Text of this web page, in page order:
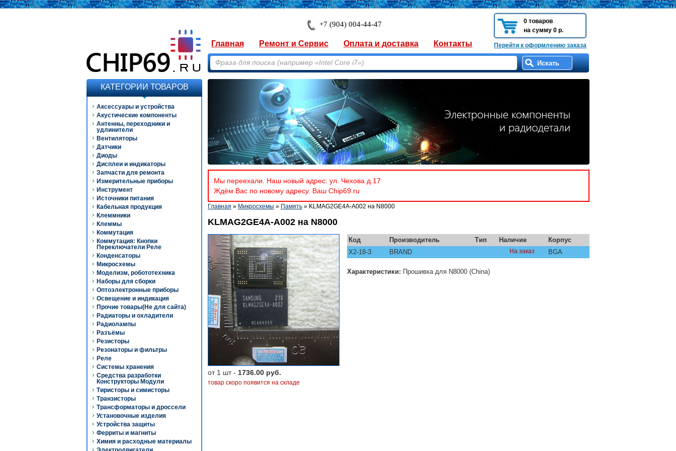
+7 (904) 004-44-47
0 товаров
на сумму 0 р.
Перейти к оформлению заказа
Главная Ремонт и Сервис Оплата и доставка Контакты
КАТЕГОРИИ ТОВАРОВ
Аксессуары и устройства
Акустические компоненты
Антенны, переходники и
удлинители
Вентиляторы
Датчики
Диоды
Дисплеи и индикаторы
Запчасти для ремонта
Измерительные приборы
Инструмент
Источники питания
Кабельная продукция
Клеммники
Клеммы
Коммутация
Коммутация: Кнопки
Переключатели Реле
Конденсаторы
Микросхемы
Моделизм, робототехника
Наборы для сборки
Оптоэлектронные приборы
Освещение и индикация
Прочие товары(Не для сайта)
Радиаторы и охладители
Радиолампы
Разъёмы
Резисторы
Резонаторы и фильтры
Реле
Системы хранения
Средства разработки
Конструкторы Модули
Тиристоры и симисторы
Транзисторы
Трансформаторы и дроссели
Установочные изделия
Устройства защиты
Ферриты и магниты
Химия и расходные материалы
Мы переехали. Наш новый адрес: ул. Чехова д.17
Ждём Вас по новому адресу. Ваш Chip69.ru
Главная » Микросхемы » Память » KLMAG2GE4A-A002 на N8000
KLMAG2GE4A-A002 на N8000
от 1 шт - 1736.00 руб.
товар скоро появится на складе
Код Производитель Тип Наличие
Корпус
X2-18-3
BRAND На заказ BGA
Характеристики: Прошивка для N8000 (China)